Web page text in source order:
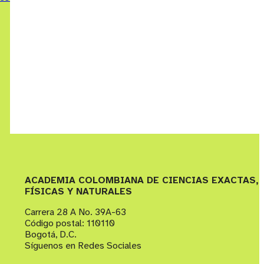
ACADEMIA COLOMBIANA DE CIENCIAS EXACTAS,
FÍSICAS Y NATURALES
Carrera 28 A No. 39A-63
Código postal: 110110
Bogotá, D.C.
Síguenos en Redes Sociales